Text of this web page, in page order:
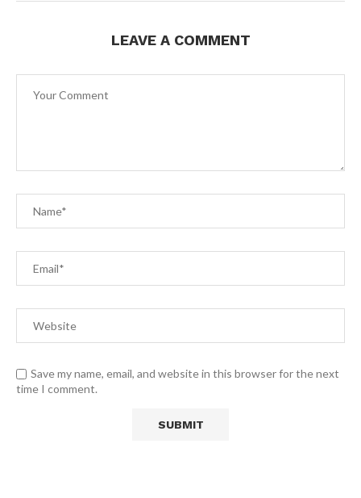
LEAVE A COMMENT
Save my name, email, and website in this browser for the next
time I comment.